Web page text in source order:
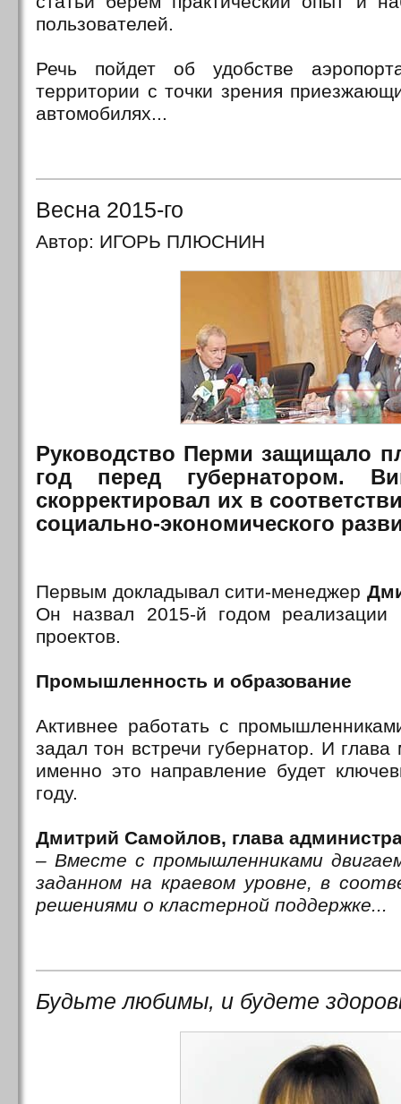
пользователей.
Речь пойдет об удобстве
территории с точки зрения
автомобилях...
Весна 2015-го
Автор: ИГОРЬ ПЛЮСНИН
Руководство Перми защищало
год перед губернатором.
скорректировал их в
социально-экономического
Первым докладывал сити-менеджер
Он назвал 2015-й годом реализации
проектов.
Промышленность и образование
Активнее работать с
задал тон встречи губернатор. И
именно это направление будет
году.
Дмитрий Самойлов, глава
– Вместе с промышленниками
заданном на краевом уровне, в
решениями о кластерной поддержке...
Будьте любимы, и будете